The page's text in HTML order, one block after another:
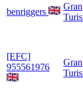
benriggers
Gran
[EFC]
955561976
Gran